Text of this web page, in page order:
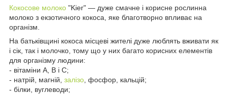
Кокосове молоко "Kier" — дуже смачне і корисне рослинна
молоко з екзотичного кокоса, яке благотворно впливає на
організм.
На батьківщині кокоса місцеві жителі дуже люблять вживати як
і сік, так і молочко, тому що у них багато корисних елементів
для організму людини:
- вітаміни А, В і С;
- натрій, магній, залізо , фосфор, кальцій;
- білки, вуглеводи;